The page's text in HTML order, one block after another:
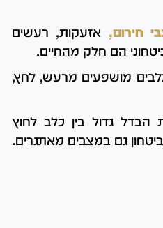
חירום, אזעקות, רעשים
הם חלק מהחיים.
מושפעים מרעש, לחץ,
הבדל גדול בין כלב לחוץ
גם במצבים מאתגרים.